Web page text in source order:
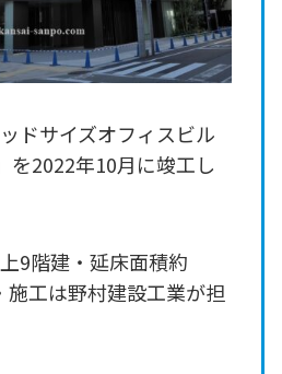
ドサイズオフィスビル
を2022年10月に竣工し
9階建・延床面積約
施工は野村建設工業が担